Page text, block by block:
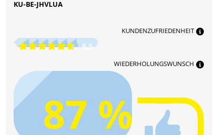
KU-BE-JHVLUA
KUNDENZUFRIEDENHEIT
5.5
WIEDERHOLUNGSWUNSCH
87 %